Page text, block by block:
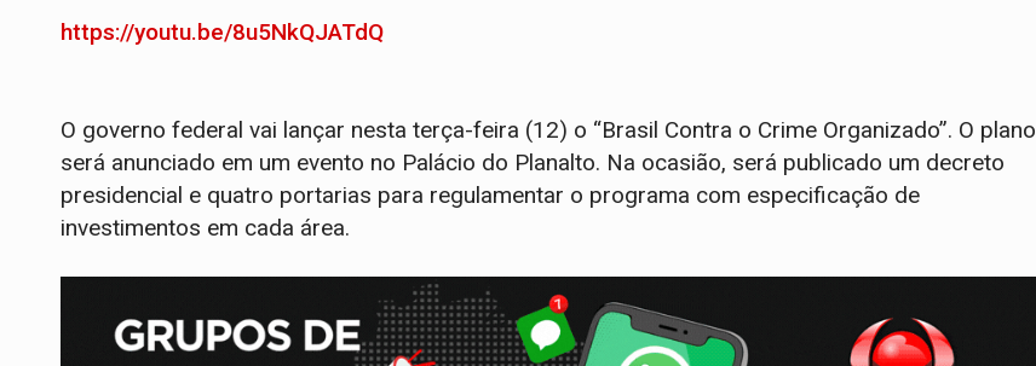
https://youtu.be/8u5NkQJATdQ
O governo federal vai lançar nesta terça-feira (12) o “Brasil Contra o Crime Organizado”. O plano
será anunciado em um evento no Palácio do Planalto. Na ocasião, será publicado um decreto
presidencial e quatro portarias para regulamentar o programa com especificação de
investimentos em cada área.